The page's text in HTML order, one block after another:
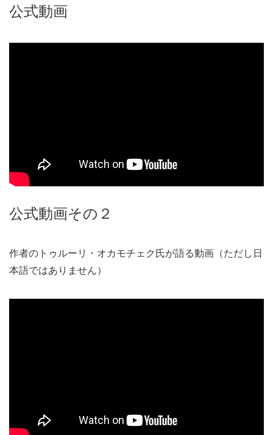
公式動画
公式動画その２
作者のトゥルーリ・オカモチェク氏が語る動画（ただし日
本語ではありません）